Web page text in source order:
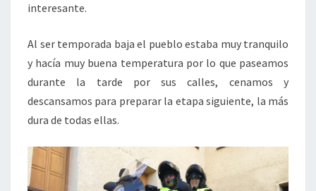
interesante.
Al ser temporada baja el pueblo estaba muy tranquilo
y hacía muy buena temperatura por lo que paseamos
durante la tarde por sus calles, cenamos y
descansamos para preparar la etapa siguiente, la más
dura de todas ellas.